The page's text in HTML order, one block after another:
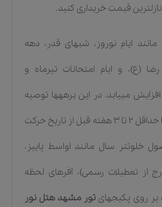
نازلترین قیمت خریداری کنید.
ایام نوروز، شبهای قدر، دهه
(ع)، و ایام امتحانات تیرماه و
مییابد. در این برههها توصیه
اکید میشود رزرو تور را حداقل ۲ تا ۳ هفته قبل از تاریخ حرکت
خلوتتر سال مانند اواسط پاییز،
از تعطیلات رسمی)، آفرهای لحظه
بر روی پکیجهای تور مشهد هتل نور